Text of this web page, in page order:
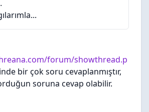
forum/showthread.p
bir çok soru cevaplanmıştır,
soruna cevap olabilir.